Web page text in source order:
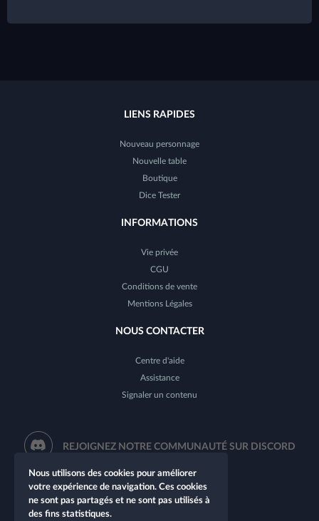
LIENS RAPIDES
Nouveau personnage
Nouvelle table
Boutique
Dice Tester
INFORMATIONS
Vie privée
CGU
Conditions de vente
Mentions Légales
NOUS CONTACTER
Centre d'aide
Assistance
Signaler un contenu
REJOIGNEZ NOTRE COMMUNAUTÉ SUR DISCORD
Nous utilisons des cookies pour améliorer
votre expérience de navigation. Ces cookies
ne sont pas partagés et ne sont pas utilisés à
des fins statistiques.